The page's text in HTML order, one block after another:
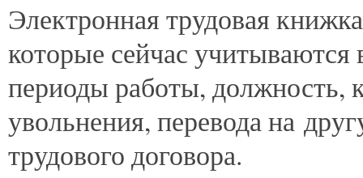
Электронная трудовая
которые сейчас
периоды работы, должность,
увольнения, перевода на
трудового договора.